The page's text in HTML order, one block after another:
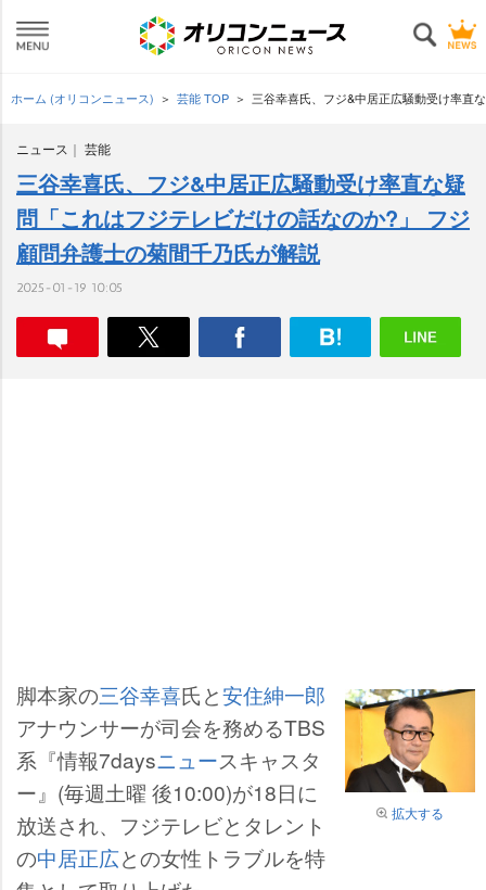
ホーム (オリコンニュース) 芸能 TOP 三谷幸喜氏、フジ&中居正広騒動受け率直
ニュース 芸能
三谷幸喜氏、フジ&中居正広騒動受け率直な疑
問「これはフジテレビだけの話なのか?」 フジ
顧問弁護士の菊間千乃氏が解説
2025-01-19 10:05
拡大する
脚本家の三谷幸喜氏と安住紳一郎
アナウンサーが司会を務めるTBS
系『情報7daysニュースキャスタ
ー』(毎週土曜 後10:00)が18日に
放送され、フジテレビとタレント
の中居正広との女性トラブルを特